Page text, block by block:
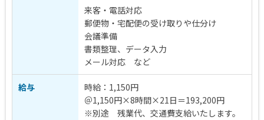
来客・電話対応
郵便物・宅配便の受け取りや仕分け
会議準備
書類整理、データ入力
メール対応 など
給与
時給：1,150円
＠1,150円×8時間×21日＝193,200円
※別途 残業代、交通費支給いたします。